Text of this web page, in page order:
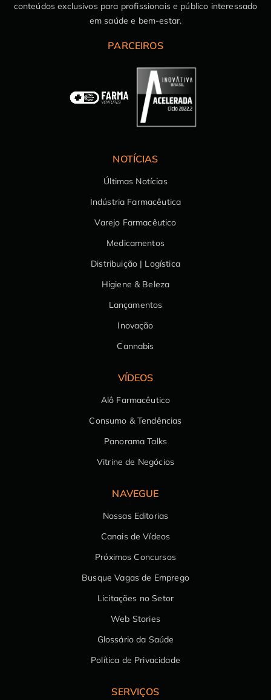
conteúdos exclusivos para profissionais e público interessado
em saúde e bem-estar.
PARCEIROS
NOTÍCIAS
Últimas Notícias
Indústria Farmacêutica
Varejo Farmacêutico
Medicamentos
Distribuição | Logística
Higiene & Beleza
Lançamentos
Inovação
Cannabis
VÍDEOS
Alô Farmacêutico
Consumo & Tendências
Panorama Talks
Vitrine de Negócios
NAVEGUE
Nossas Editorias
Canais de Vídeos
Próximos Concursos
Busque Vagas de Emprego
Licitações no Setor
Web Stories
Glossário da Saúde
Política de Privacidade
SERVIÇOS